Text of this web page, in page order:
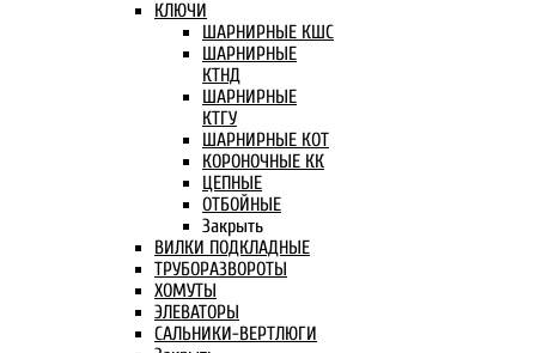
КЛЮЧИ
ШАРНИРНЫЕ КШС
ШАРНИРНЫЕ
КТНД
ШАРНИРНЫЕ
КТГУ
ШАРНИРНЫЕ КОТ
КОРОНОЧНЫЕ КК
ЦЕПНЫЕ
ОТБОЙНЫЕ
Закрыть
ВИЛКИ ПОДКЛАДНЫЕ
ТРУБОРАЗВОРОТЫ
ХОМУТЫ
ЭЛЕВАТОРЫ
САЛЬНИКИ-ВЕРТЛЮГИ